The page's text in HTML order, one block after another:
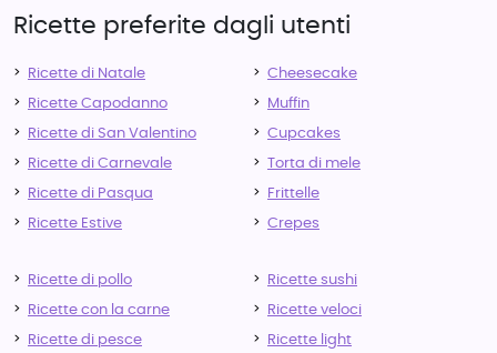
Ricette preferite dagli utenti
Ricette di Natale
Ricette Capodanno
Ricette di San Valentino
Ricette di Carnevale
Ricette di Pasqua
Ricette Estive
Cheesecake
Muffin
Cupcakes
Torta di mele
Frittelle
Crepes
Ricette di pollo
Ricette con la carne
Ricette di pesce
Ricette sushi
Ricette veloci
Ricette light